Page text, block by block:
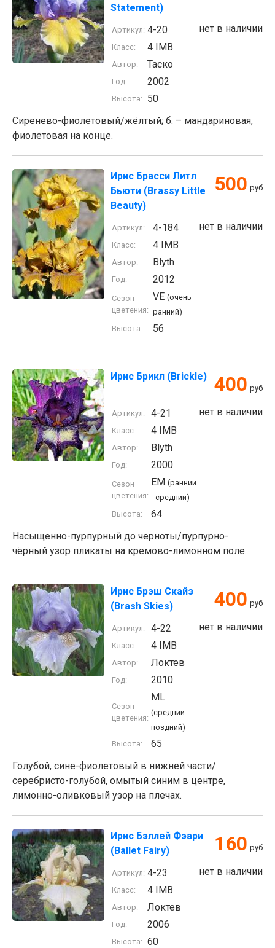
Statement)
нет в наличии
Артикул: 4-20
Класс: 4 IMB
Автор: Таско
Год: 2002
Высота:
50
Сиренево-фиолетовый/жёлтый; б. – мандариновая,
фиолетовая на конце.
Ирис Брасси Литл
Бьюти (Brassy Little
Beauty)
500 руб
нет в наличии
Артикул: 4-184
Класс: 4 IMB
Автор: Blyth
Год: 2012
Сезон
цветения:
VE (очень
ранний)
Высота:
56
Ирис Брикл (Brickle) 400 руб
нет в наличии
Артикул: 4-21
Класс: 4 IMB
Автор: Blyth
Год: 2000
Сезон
цветения:
EM (ранний
- средний)
Высота:
64
Насыщенно-пурпурный до черноты/пурпурно-
чёрный узор пликаты на кремово-лимонном поле.
Ирис Брэш Скайз
(Brash Skies)
400 руб
нет в наличии
Артикул: 4-22
Класс: 4 IMB
Автор: Локтев
Год: 2010
Сезон
цветения:
ML
(средний -
поздний)
Высота:
65
Голубой, сине-фиолетовый в нижней части/
серебристо-голубой, омытый синим в центре,
лимонно-оливковый узор на плечах.
Ирис Бэллей Фэари
(Ballet Fairy)
160 руб
нет в наличии
Артикул: 4-23
Класс: 4 IMB
Автор: Локтев
Год: 2006
Высота: 60